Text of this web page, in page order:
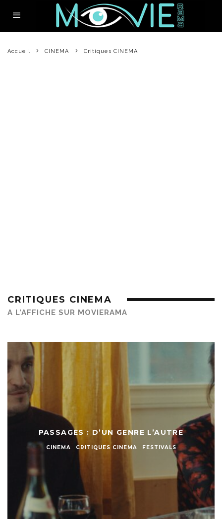
Accueil CINEMA Critiques CINEMA
CRITIQUES CINEMA
A L’AFFICHE SUR MOVIERAMA
PASSAGES : D’UN GENRE L’AUTRE
CINEMA CRITIQUES CINEMA FESTIVALS